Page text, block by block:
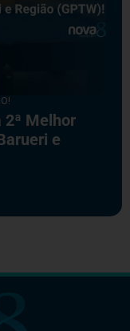
2ª Melhor
e